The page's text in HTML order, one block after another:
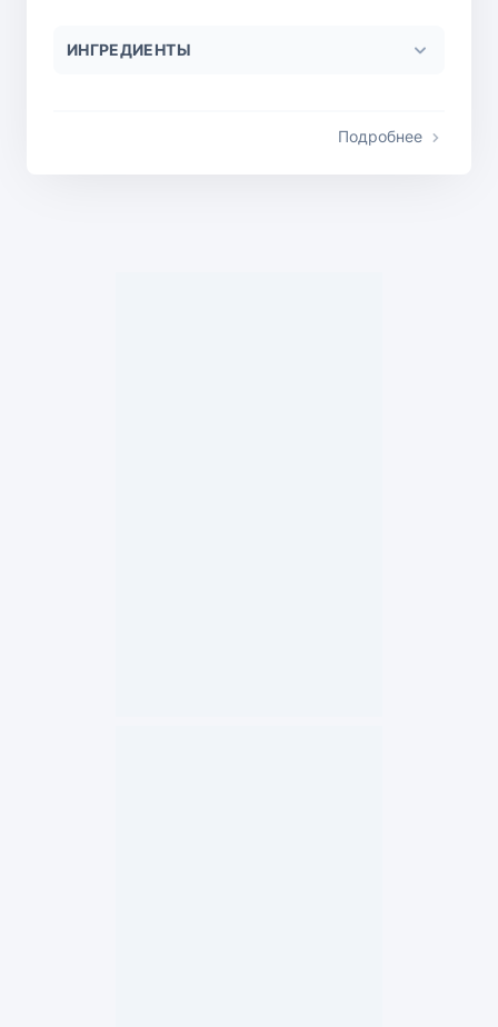
ИНГРЕДИЕНТЫ
Подробнее